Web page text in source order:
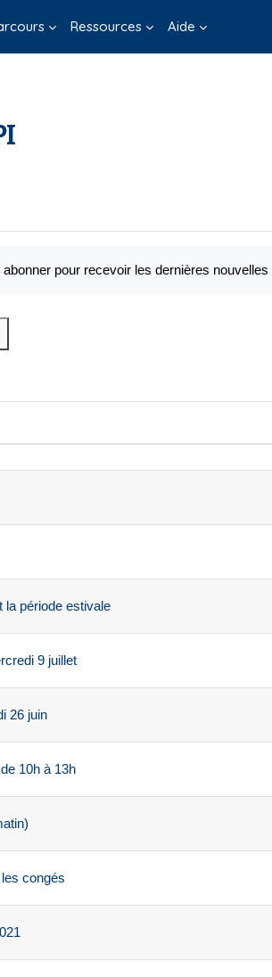
Ressources Aide
pour recevoir les dernières
(forums)
la période estivale
9 juillet
26 juin
10h à 13h
congés